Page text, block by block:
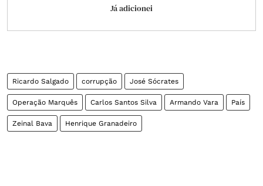
Já adicionei
Ricardo Salgado corrupção José Sócrates
Operação Marquês Carlos Santos Silva Armando Vara País
Zeinal Bava Henrique Granadeiro